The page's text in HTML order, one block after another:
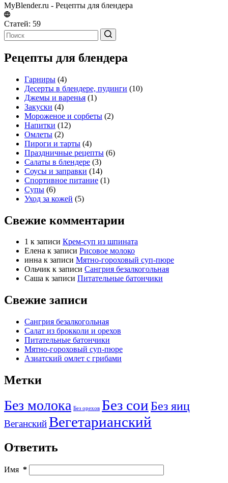
MyBlender.ru - Рецепты для блендера
Статей: 59
Рецепты для блендера
Гарниры (4)
Десерты в блендере, пудинги (10)
Джемы и варенья (1)
Закуски (4)
Мороженое и сорбеты (2)
Напитки (12)
Омлеты (2)
Пироги и тарты (4)
Праздничные рецепты (6)
Салаты в блендере (3)
Соусы и заправки (14)
Спортивное питание (1)
Супы (6)
Уход за кожей (5)
Свежие комментарии
1 к записи Крем-суп из шпината
Елена к записи Рисовое молоко
инна к записи Мятно-гороховый суп-пюре
Ольчик к записи Сангрия безалкогольная
Саша к записи Питательные батончики
Свежие записи
Сангрия безалкогольная
Салат из брокколи и орехов
Питательные батончики
Мятно-гороховый суп-пюре
Азиатский омлет с грибами
Метки
Без молока Без орехов Без соиБез яиц
ВеганскийВегетарианский
Ответить
Имя *